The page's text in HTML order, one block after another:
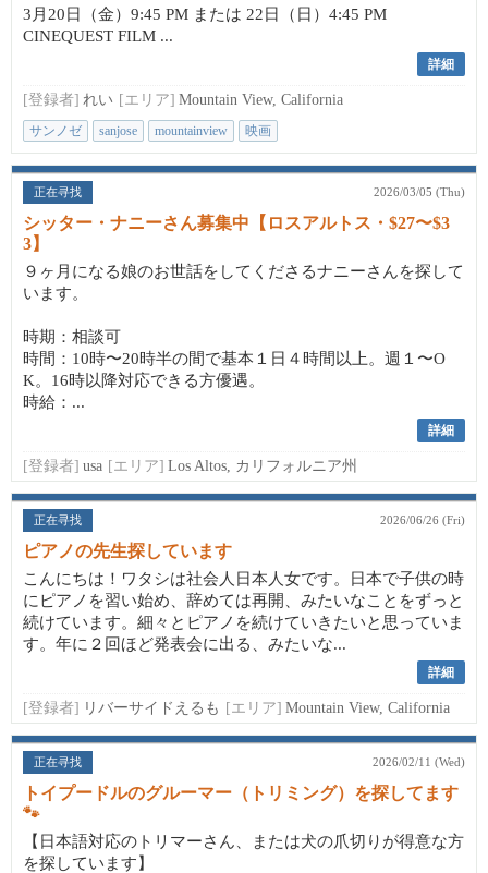
3月20日（金）9:45 PM または 22日（日）4:45 PM
CINEQUEST FILM ...
詳細
[登録者] れい [エリア] Mountain View, California
サンノゼ sanjose mountainview 映画
正在寻找 2026/03/05 (Thu)
シッター・ナニーさん募集中【ロスアルトス・$27〜$3
3】
９ヶ月になる娘のお世話をしてくださるナニーさんを探して
います。
時期：相談可
時間：10時〜20時半の間で基本１日４時間以上。週１〜O
K。16時以降対応できる方優遇。
時給：...
詳細
[登録者] usa [エリア] Los Altos, カリフォルニア州
正在寻找 2026/06/26 (Fri)
ピアノの先生探しています
こんにちは！ワタシは社会人日本人女です。日本で子供の時
にピアノを習い始め、辞めては再開、みたいなことをずっと
続けています。細々とピアノを続けていきたいと思っていま
す。年に２回ほど発表会に出る、みたいな...
詳細
[登録者] リバーサイドえるも [エリア] Mountain View, California
正在寻找 2026/02/11 (Wed)
トイプードルのグルーマー（トリミング）を探してます
🐾
【日本語対応のトリマーさん、または犬の爪切りが得意な方
を探しています】